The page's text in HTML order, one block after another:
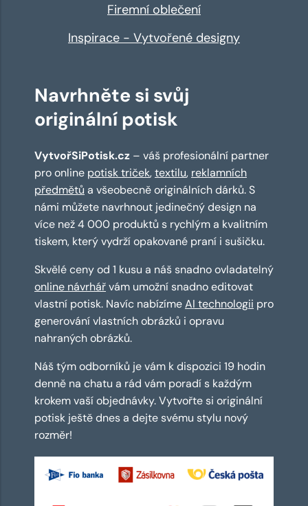
Firemní oblečení
Inspirace - Vytvořené designy
Navrhněte si svůj
originální potisk
VytvořSiPotisk.cz – váš profesionální partner
pro online potisk triček,textilu, reklamních
předmětů a všeobecně originálních dárků. S
námi můžete navrhnout jedinečný design na
více než 4 000 produktů s rychlým a kvalitním
tiskem, který vydrží opakované praní i sušičku.
Skvělé ceny od 1 kusu a náš snadno ovladatelný
online návrhářvám umožní snadno editovat
vlastní potisk. Navíc nabízímeAI technologii pro
generování vlastních obrázků i opravu
nahraných obrázků.
Náš tým odborníků je vám k dispozici 19 hodin
denně na chatu a rád vám poradí s každým
krokem vaší objednávky. Vytvořte si originální
potisk ještě dnes a dejte svému stylu nový
rozměr!